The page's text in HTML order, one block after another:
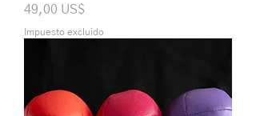
Precio
49,00 US$
Impuesto excluido